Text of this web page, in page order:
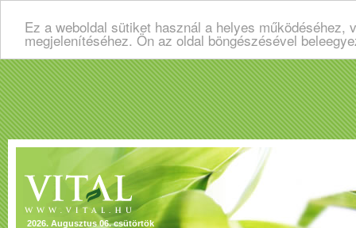
Ez a weboldal sütiket használ a helyes
megjelenítéséhez. Ön az oldal böngészésével
2026. Augusztus 06. csütörtök